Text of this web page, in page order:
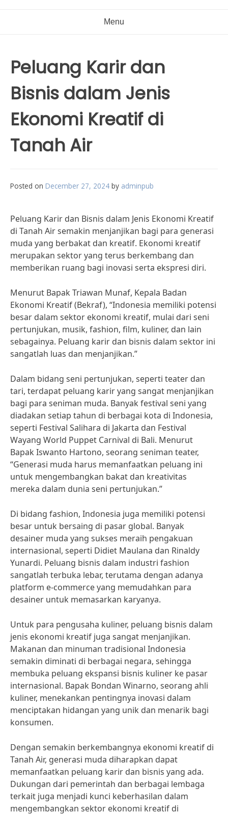
Menu
Peluang Karir dan
Bisnis dalam Jenis
Ekonomi Kreatif di
Tanah Air
Posted on December 27, 2024 by adminpub
Peluang Karir dan Bisnis dalam Jenis Ekonomi Kreatif
di Tanah Air semakin menjanjikan bagi para generasi
muda yang berbakat dan kreatif. Ekonomi kreatif
merupakan sektor yang terus berkembang dan
memberikan ruang bagi inovasi serta ekspresi diri.
Menurut Bapak Triawan Munaf, Kepala Badan
Ekonomi Kreatif (Bekraf), “Indonesia memiliki potensi
besar dalam sektor ekonomi kreatif, mulai dari seni
pertunjukan, musik, fashion, film, kuliner, dan lain
sebagainya. Peluang karir dan bisnis dalam sektor ini
sangatlah luas dan menjanjikan.”
Dalam bidang seni pertunjukan, seperti teater dan
tari, terdapat peluang karir yang sangat menjanjikan
bagi para seniman muda. Banyak festival seni yang
diadakan setiap tahun di berbagai kota di Indonesia,
seperti Festival Salihara di Jakarta dan Festival
Wayang World Puppet Carnival di Bali. Menurut
Bapak Iswanto Hartono, seorang seniman teater,
“Generasi muda harus memanfaatkan peluang ini
untuk mengembangkan bakat dan kreativitas
mereka dalam dunia seni pertunjukan.”
Di bidang fashion, Indonesia juga memiliki potensi
besar untuk bersaing di pasar global. Banyak
desainer muda yang sukses meraih pengakuan
internasional, seperti Didiet Maulana dan Rinaldy
Yunardi. Peluang bisnis dalam industri fashion
sangatlah terbuka lebar, terutama dengan adanya
platform e-commerce yang memudahkan para
desainer untuk memasarkan karyanya.
Untuk para pengusaha kuliner, peluang bisnis dalam
jenis ekonomi kreatif juga sangat menjanjikan.
Makanan dan minuman tradisional Indonesia
semakin diminati di berbagai negara, sehingga
membuka peluang ekspansi bisnis kuliner ke pasar
internasional. Bapak Bondan Winarno, seorang ahli
kuliner, menekankan pentingnya inovasi dalam
menciptakan hidangan yang unik dan menarik bagi
konsumen.
Dengan semakin berkembangnya ekonomi kreatif di
Tanah Air, generasi muda diharapkan dapat
memanfaatkan peluang karir dan bisnis yang ada.
Dukungan dari pemerintah dan berbagai lembaga
terkait juga menjadi kunci keberhasilan dalam
mengembangkan sektor ekonomi kreatif di